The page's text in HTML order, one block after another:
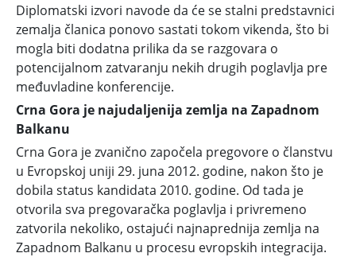
Diplomatski izvori navode da će se stalni predstavnici
zemalja članica ponovo sastati tokom vikenda, što bi
mogla biti dodatna prilika da se razgovara o
potencijalnom zatvaranju nekih drugih poglavlja pre
međuvladine konferencije.
Crna Gora je najudaljenija zemlja na Zapadnom
Balkanu
Crna Gora je zvanično započela pregovore o članstvu
u Evropskoj uniji 29. juna 2012. godine, nakon što je
dobila status kandidata 2010. godine. Od tada je
otvorila sva pregovaračka poglavlja i privremeno
zatvorila nekoliko, ostajući najnaprednija zemlja na
Zapadnom Balkanu u procesu evropskih integracija.